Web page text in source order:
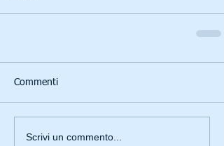
Commenti
Scrivi un commento...